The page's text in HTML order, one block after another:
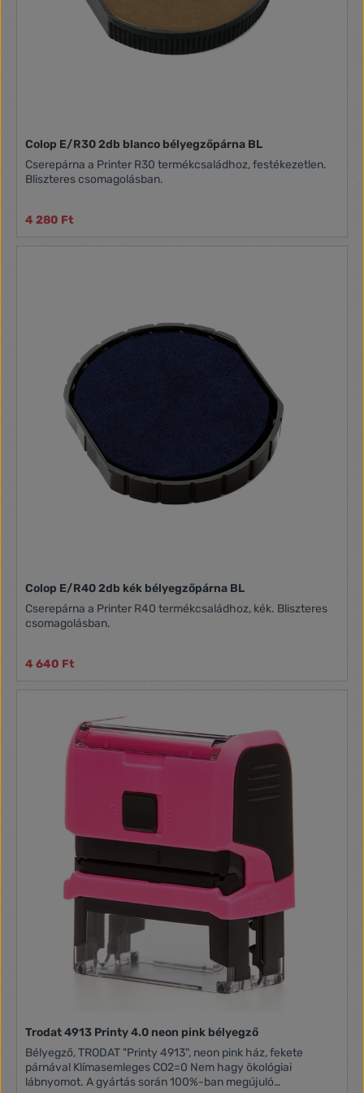
Colop E/R30 2db blanco bélyegzőpárna BL
Cserepárna a Printer R30 termékcsaládhoz, festékezetlen.
Bliszteres csomagolásban.
4 280 Ft
Colop E/R40 2db kék bélyegzőpárna BL
Cserepárna a Printer R40 termékcsaládhoz, kék. Bliszteres
csomagolásban.
4 640 Ft
Trodat 4913 Printy 4.0 neon pink bélyegző
Bélyegző, TRODAT "Printy 4913", neon pink ház, fekete
párnával Klímasemleges CO2=0 Nem hagy ökológiai
lábnyomot. A gyártás során 100%-ban megújuló